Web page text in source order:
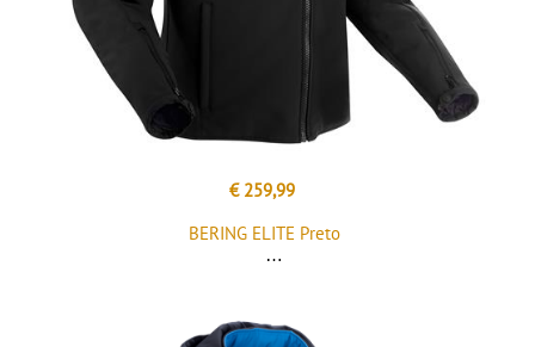
€ 259,99
BERING ELITE Preto